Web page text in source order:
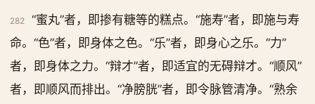
282
“蜜丸”者，即掺有糖等的糕点。“施寿”者，即施与寿
命。“色”者，即身体之色。“乐”者，即身心之乐。“力”
者，即身体之力。“辩才”者，即适宜的无碍辩才。“顺风”
者，即顺风而排出。“净膀胱”者，即令脉管清净。“熟余